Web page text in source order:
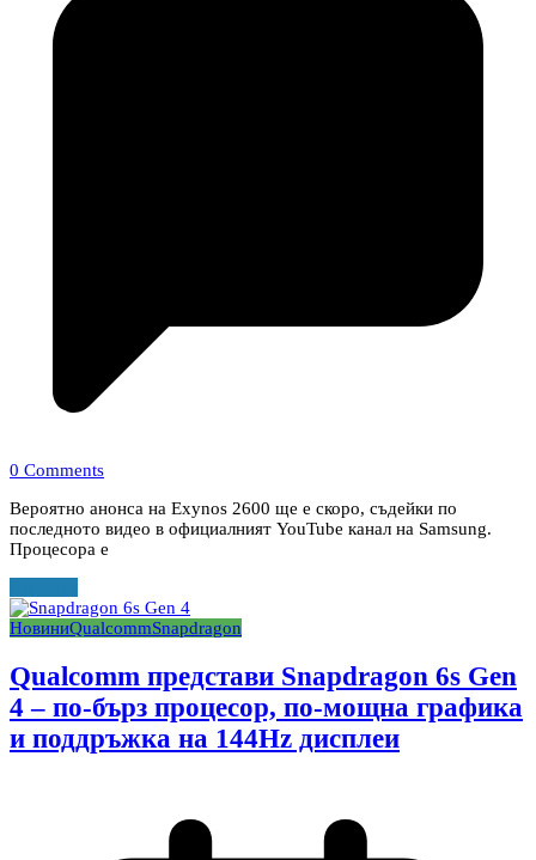
0 Comments
Вероятно анонса на Exynos 2600 ще е скоро, съдейки по
последното видео в официалният YouTube канал на Samsung.
Процесора е
НовиниQualcommSnapdragon
Qualcomm представи Snapdragon 6s Gen
4 – по-бърз процесор, по-мощна графика
и поддръжка на 144Hz дисплеи